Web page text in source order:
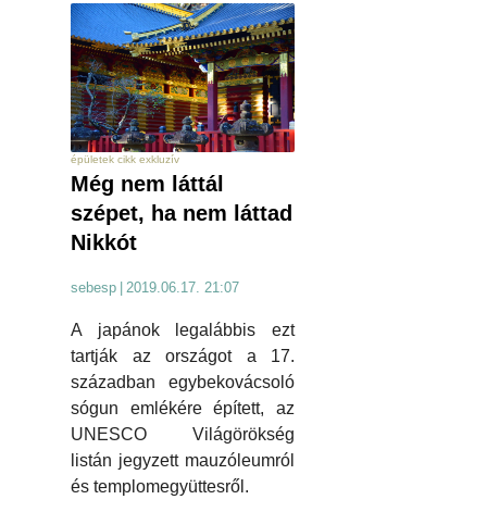
épületek cikk exkluzív
Még nem láttál
szépet, ha nem láttad
Nikkót
sebesp 2019.06.17. 21:07
A japánok legalábbis ezt
tartják az országot a 17.
században egybekovácsoló
sógun emlékére épített, az
UNESCO Világörökség
listán jegyzett mauzóleumról
és templomegyüttesről.